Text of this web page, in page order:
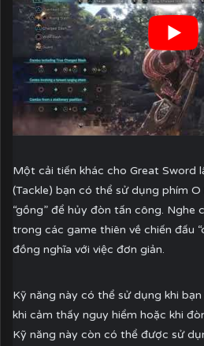
Một cải tiến khác cho Great Sword
(Tackle) bạn có thể sử dụng phím
“gồng” để hủy đòn tấn công. Nghe
trong các game thiên về chiến đấu
đồng nghĩa với việc đơn giản.
Kỹ năng này có thể sử dụng khi
khi cảm thấy nguy hiểm hoặc khi
Kỹ năng này còn có thể được sử